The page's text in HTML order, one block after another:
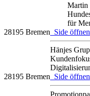
Martin
für
28195 Bremen Side öffnen
Hänjes
28195 Bremen Side öffnen